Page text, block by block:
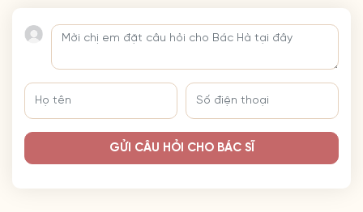
GỬI CÂU HỎI CHO BÁC SĨ